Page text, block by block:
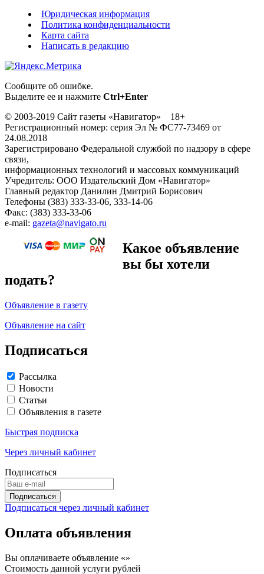
Юридическая информация
Политика конфиденциальности
Карта сайта
Написать в редакцию
Сообщите об ошибке.
Выделите ее и нажмите Ctrl+Enter
© 2003-2019 Сайт газеты «Навигатор» 18+
Регистрационный номер: серия Эл № ФС77-73469 от
24.08.2018
Зарегистрировано Федеральной службой по надзору в сфере
связи,
информационных технологий и массовых коммуникаций
Учредитель: ООО Издательский Дом «Навигатор»
Главный редактор Данилин Дмитрий Борисович
Телефоны (383) 333-33-06, 333-14-06
Факс: (383) 333-33-06
e-mail: gazeta@navigato.ru
Какое объявление
вы бы хотели
подать?
Объявление в газету
Объявление на сайт
Подписаться
Рассылка
Новости
Статьи
Объявления в газете
Быстрая подписка
Через личный кабинет
Подписаться
Подписаться через личный кабинет
Оплата объявления
Вы оплачиваете объявление «»
Стоимость данной услуги рублей